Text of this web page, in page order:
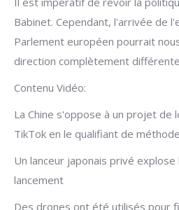
Babinet. Cependant, l'arrivée de
Parlement européen pourrait
direction complètement
Contenu Vidéo:
La Chine s'oppose à un projet de
TikTok en le qualifiant de
Un lanceur japonais privé
lancement
Des drones ont été utilisés pour